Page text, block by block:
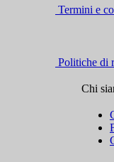
Termini e
Politiche di
Chi